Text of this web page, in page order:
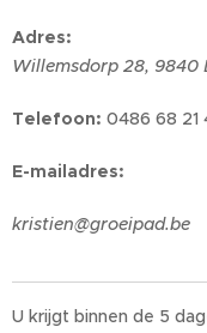
Adres:
Willemsdorp 28, 9840
Telefoon: 0486 68 21
E-mailadres:
kristien@groeipad.be
U krijgt binnen de 5